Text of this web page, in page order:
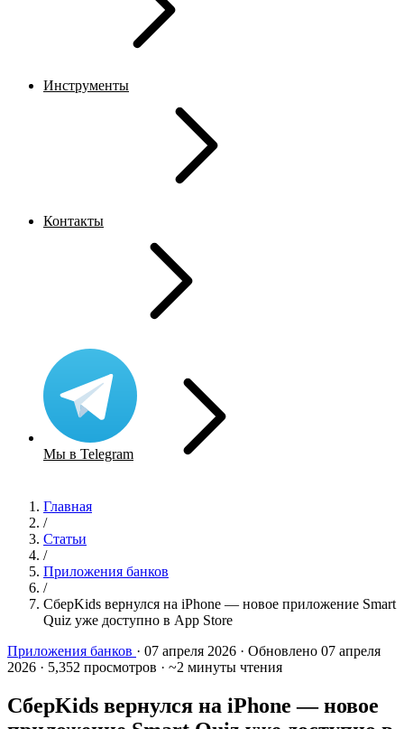
Инструменты
Контакты
Мы в Telegram
Главная
/
Статьи
/
Приложения банков
/
СберKids вернулся на iPhone — новое приложение Smart
Quiz уже доступно в App Store
Приложения банков · 07 апреля 2026 · Обновлено 07 апреля
2026 · 5,352 просмотров · ~2 минуты чтения
СберKids вернулся на iPhone — новое